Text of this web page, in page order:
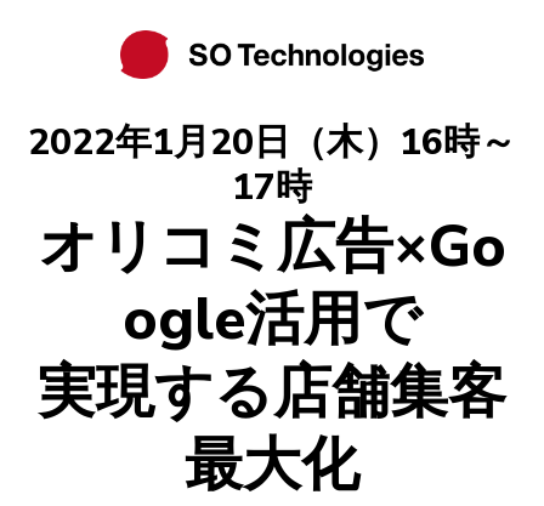
2022年1月20日（木）16時～
17時
オリコミ広告×Go
ogle活用で
実現する店舗集客
最大化